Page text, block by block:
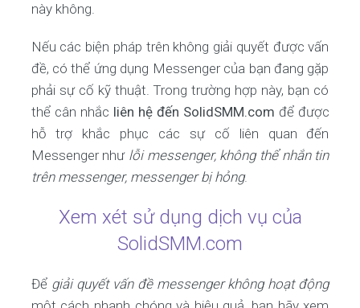
này không.
Nếu các biện pháp trên không giải quyết được vấn
đề, có thể ứng dụng Messenger của bạn đang gặp
phải sự cố kỹ thuật. Trong trường hợp này, bạn có
thể cân nhắc liên hệ đến SolidSMM.com để được
hỗ trợ khắc phục các sự cố liên quan đến
Messenger như lỗi messenger, không thể nhắn tin
trên messenger, messenger bị hỏng.
Xem xét sử dụng dịch vụ của
SolidSMM.com
Để giải quyết vấn đề messenger không hoạt động